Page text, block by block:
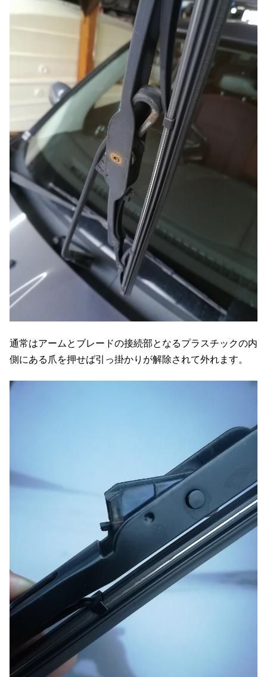
通常はアームとブレードの接続部となるプラスチックの内
側にある爪を押せば引っ掛かりが解除されて外れます。